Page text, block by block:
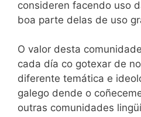
consideren facendo uso
boa parte delas de uso
O valor desta
cada día co gotexar de
diferente temática e
galego dende o
outras comunidades